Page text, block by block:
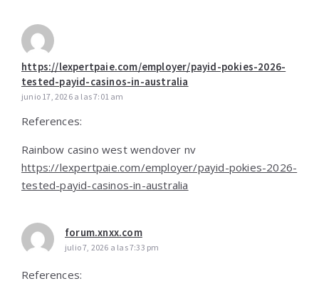
https://lexpertpaie.com/employer/payid-pokies-2026-
tested-payid-casinos-in-australia
junio 17, 2026 a las 7:01 am
References:
Rainbow casino west wendover nv
https://lexpertpaie.com/employer/payid-pokies-2026-
tested-payid-casinos-in-australia
forum.xnxx.com
julio 7, 2026 a las 7:33 pm
References: